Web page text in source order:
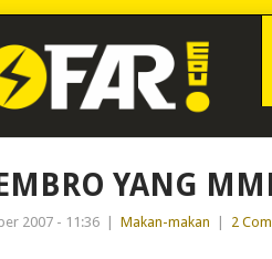
YANG
2007 - 11:36 Makan-makan 2